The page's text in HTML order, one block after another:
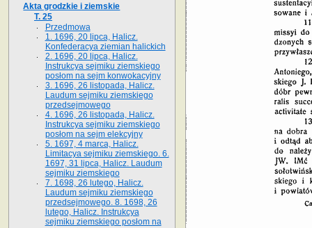
Akta grodzkie i ziemskie
T. 25
Przedmowa
1. 1696, 20 lipca, Halicz.
Konfederacya ziemian halickich
2. 1696, 20 lipca, Halicz.
Instrukcya sejmiku ziemskiego
posłom na sejm konwokacyjny
3. 1696, 26 listopada, Halicz.
Laudum sejmiku ziemskiego
przedsejmowego
4. 1696, 26 listopada, Halicz.
Instrukcya sejmiku ziemskiego
posłom na sejm elekcyjny
5. 1697, 4 marca, Halicz.
Limitacya sejmiku ziemskiego. 6.
1697, 31 lipca, Halicz. Laudum
sejmiku ziemskiego
7. 1698, 26 lutego, Halicz.
Laudum sejmiku ziemskiego
przedsejmowego. 8. 1698, 26
lutego, Halicz. Instrukcya
sejmiku ziemskiego posłom na